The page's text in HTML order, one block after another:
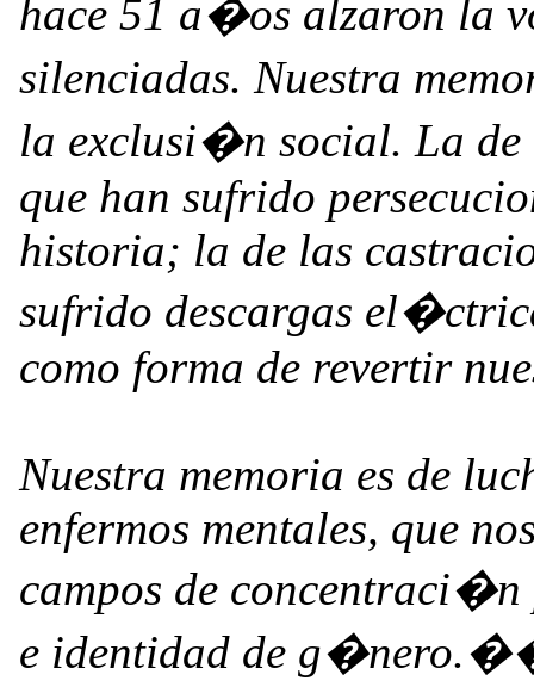
hace 51 a�os alzaron la
silenciadas. Nuestra
la exclusi�n social. La
que han sufrido
historia; la de las
sufrido descargas
como forma de revertir
Nuestra memoria es de
enfermos mentales, que
campos de
e identidad de